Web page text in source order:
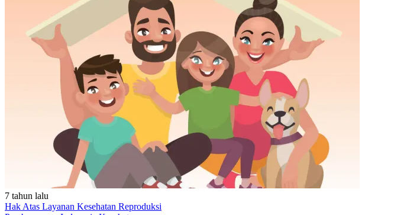
7 tahun lalu
Hak Atas Layanan Kesehatan Reproduksi